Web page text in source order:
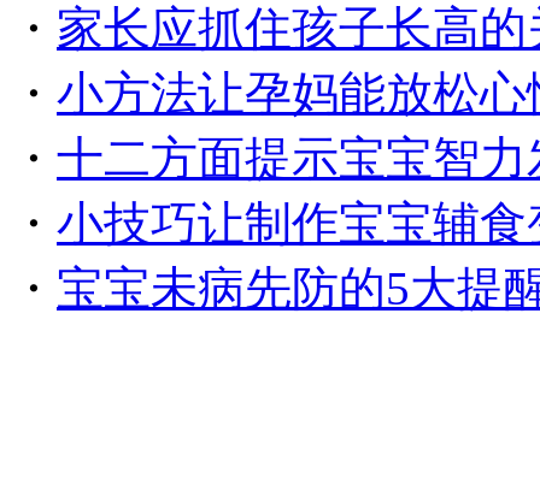
・ 家长应抓住孩子长高
・ 小方法让孕妈能放松
・ 十二方面提示宝宝智
・ 小技巧让制作宝宝辅
・ 宝宝未病先防的5大提